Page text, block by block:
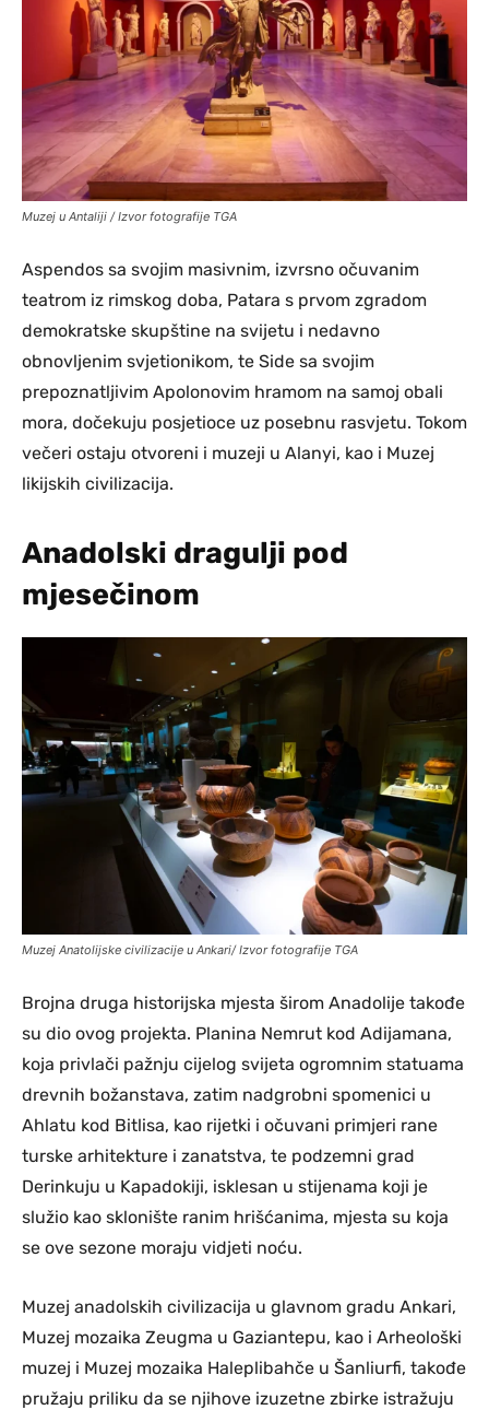
Muzej u Antaliji / Izvor fotografije TGA
Aspendos sa svojim masivnim, izvrsno očuvanim
teatrom iz rimskog doba, Patara s prvom zgradom
demokratske skupštine na svijetu i nedavno
obnovljenim svjetionikom, te Side sa svojim
prepoznatljivim Apolonovim hramom na samoj obali
mora, dočekuju posjetioce uz posebnu rasvjetu. Tokom
večeri ostaju otvoreni i muzeji u Alanyi, kao i Muzej
likijskih civilizacija.
Anadolski dragulji pod
mjesečinom
Muzej Anatolijske civilizacije u Ankari/ Izvor fotografije TGA
Brojna druga historijska mjesta širom Anadolije takođe
su dio ovog projekta. Planina Nemrut kod Adijamana,
koja privlači pažnju cijelog svijeta ogromnim statuama
drevnih božanstava, zatim nadgrobni spomenici u
Ahlatu kod Bitlisa, kao rijetki i očuvani primjeri rane
turske arhitekture i zanatstva, te podzemni grad
Derinkuju u Kapadokiji, isklesan u stijenama koji je
služio kao sklonište ranim hrišćanima, mjesta su koja
se ove sezone moraju vidjeti noću.
Muzej anadolskih civilizacija u glavnom gradu Ankari,
Muzej mozaika Zeugma u Gaziantepu, kao i Arheološki
muzej i Muzej mozaika Haleplibahče u Šanliurfi, takođe
pružaju priliku da se njihove izuzetne zbirke istražuju